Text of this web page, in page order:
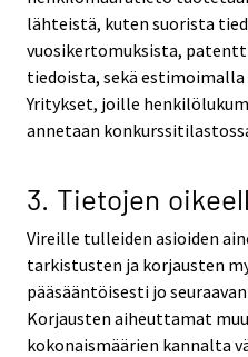
lähteistä, kuten suorista
vuosikertomuksista,
tiedoista, sekä
Yritykset, joille
annetaan
3. Tietojen
Vireille tulleiden asioiden
tarkistusten ja korjausten
pääsääntöisesti jo
Korjausten aiheuttamat
kokonaismäärien kannalta